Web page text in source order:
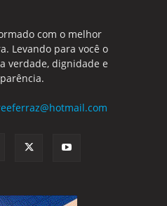
com o melhor
Levando para você o
verdade, dignidade e